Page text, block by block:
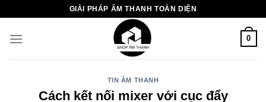
nội
GIẢI PHÁP ÂM THANH TOÀN DIỆN
0
TIN ÂM THANH
Cách kết nối mixer với cục đẩy